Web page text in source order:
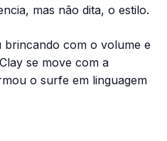
mas não dita, o estilo.
brincando com o volume e
se move com a
o surfe em linguagem